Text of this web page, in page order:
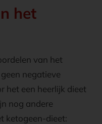
het
van het
negatieve
het een heerlijk dieet
nog andere
ketogeen-dieet: